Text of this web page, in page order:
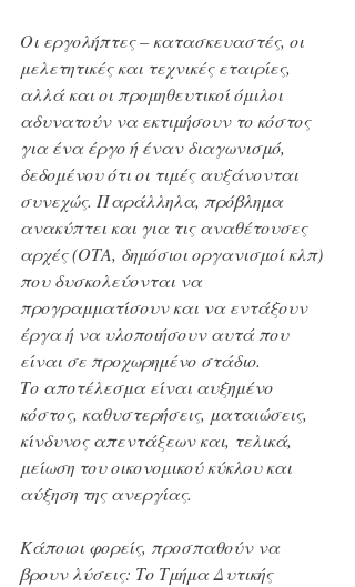
Οι εργολήπτες – κατασκευαστές, οι
μελετητικές και τεχνικές εταιρίες,
αλλά και οι προμηθευτικοί όμιλοι
αδυνατούν να εκτιμήσουν το κόστος
για ένα έργο ή έναν διαγωνισμό,
δεδομένου ότι οι τιμές αυξάνονται
συνεχώς. Παράλληλα, πρόβλημα
ανακύπτει και για τις αναθέτουσες
αρχές (ΟΤΑ, δημόσιοι οργανισμοί κλπ)
που δυσκολεύονται να
προγραμματίσουν και να εντάξουν
έργα ή να υλοποιήσουν αυτά που
είναι σε προχωρημένο στάδιο.
Το αποτέλεσμα είναι αυξημένο
κόστος, καθυστερήσεις, ματαιώσεις,
κίνδυνος απεντάξεων και, τελικά,
μείωση του οικονομικού κύκλου και
αύξηση της ανεργίας.
Κάποιοι φορείς, προσπαθούν να
βρουν λύσεις: Το Τμήμα Δυτικής